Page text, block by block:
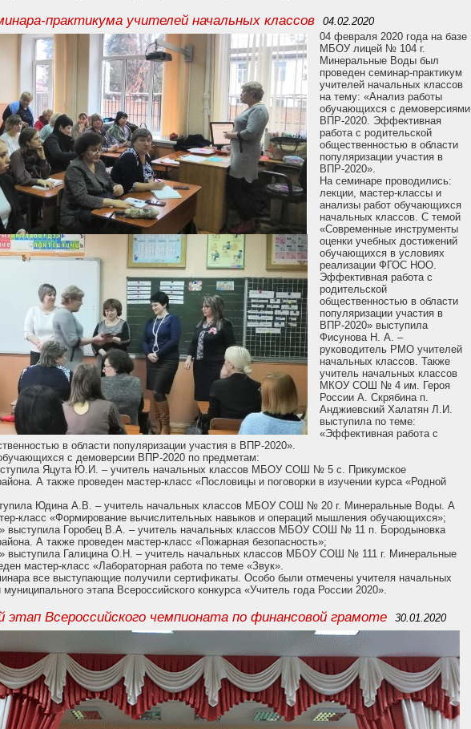
практикума учителей начальных классов04.02.2020
04 февраля 2020 года на базе
МБОУ лицей № 104 г.
Минеральные Воды был
проведен семинар-практикум
учителей начальных классов
на тему: «Анализ работы
обучающихся с демоверсиями
ВПР-2020. Эффективная
работа с родительской
общественностью в области
популяризации участия в
ВПР-2020».
На семинаре проводились:
лекции, мастер-классы и
анализы работ обучающихся
начальных классов. С темой
«Современные инструменты
оценки учебных достижений
обучающихся в условиях
реализации ФГОС НОО.
Эффективная работа с
родительской
общественностью в области
популяризации участия в
ВПР-2020» выступила
Фисунова Н. А. –
руководитель РМО учителей
начальных классов. Также
учитель начальных классов
МКОУ СОШ № 4 им. Героя
России А. Скрябина п.
Анджиевский Халатян Л.И.
выступила по теме:
«Эффективная работа с
в области популяризации участия в ВПР-2020».
с демоверсии ВПР-2020 по предметам:
Яцута Ю.И. – учитель начальных классов МБОУ СОШ № 5 с. Прикумское
А также проведен мастер-класс «Пословицы и поговорки в изучении курса «Родной
Юдина А.В. – учитель начальных классов МБОУ СОШ № 20 г. Минеральные Воды. А
класс «Формирование вычислительных навыков и операций мышления обучающихся»;
выступила Горобец В.А. – учитель начальных классов МБОУ СОШ № 11 п. Бородыновка
А также проведен мастер-класс «Пожарная безопасность»;
выступила Галицина О.Н. – учитель начальных классов МБОУ СОШ № 111 г. Минеральные
мастер-класс «Лабораторная работа по теме «Звук».
все выступающие получили сертификаты. Особо были отмечены учителя начальных
муниципального этапа Всероссийского конкурса «Учитель года России 2020».
этап Всероссийского чемпионата по финансовой грамоте30.01.2020